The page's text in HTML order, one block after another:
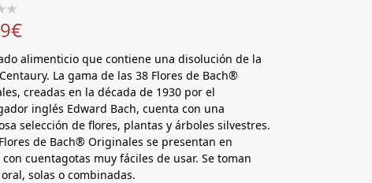
€
alimenticio que contiene una disolución de la
La gama de las 38 Flores de Bach®
creadas en la década de 1930 por el
inglés Edward Bach, cuenta con una
selección de flores, plantas y árboles silvestres.
de Bach® Originales se presentan en
con cuentagotas muy fáciles de usar. Se toman
solas o combinadas.